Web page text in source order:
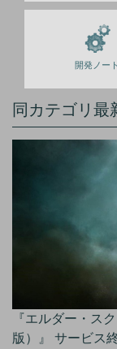
開発ノート
同カテゴリ最
『エルダー・ス
版）』 サービス